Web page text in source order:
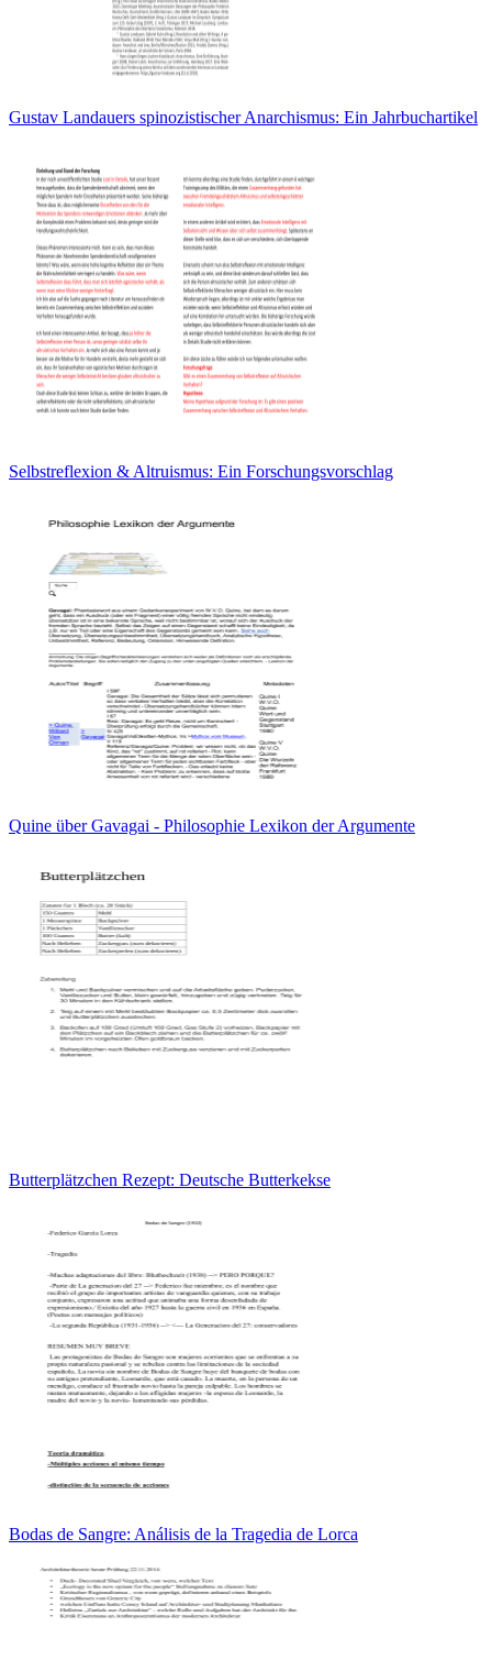
Gustav Landauers spinozistischer Anarchismus: Ein Jahrbuchartikel
Selbstreflexion & Altruismus: Ein Forschungsvorschlag
Quine über Gavagai - Philosophie Lexikon der Argumente
Butterplätzchen Rezept: Deutsche Butterkekse
Bodas de Sangre: Análisis de la Tragedia de Lorca